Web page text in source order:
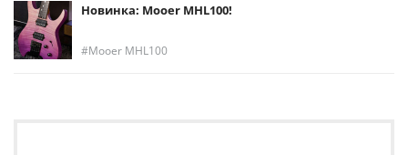
Новинка: Mooer MHL100!
Mooer MHL100